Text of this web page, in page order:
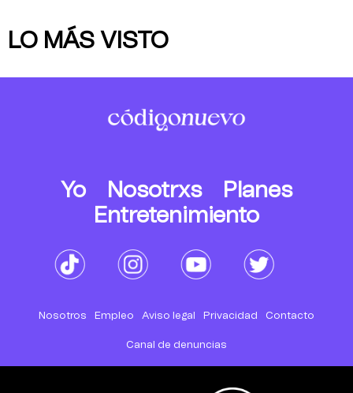
LO MÁS VISTO
Yo Nosotrxs
Planes
Entretenimiento
Nosotros Empleo Aviso legal Privacidad Contacto
Canal de denuncias